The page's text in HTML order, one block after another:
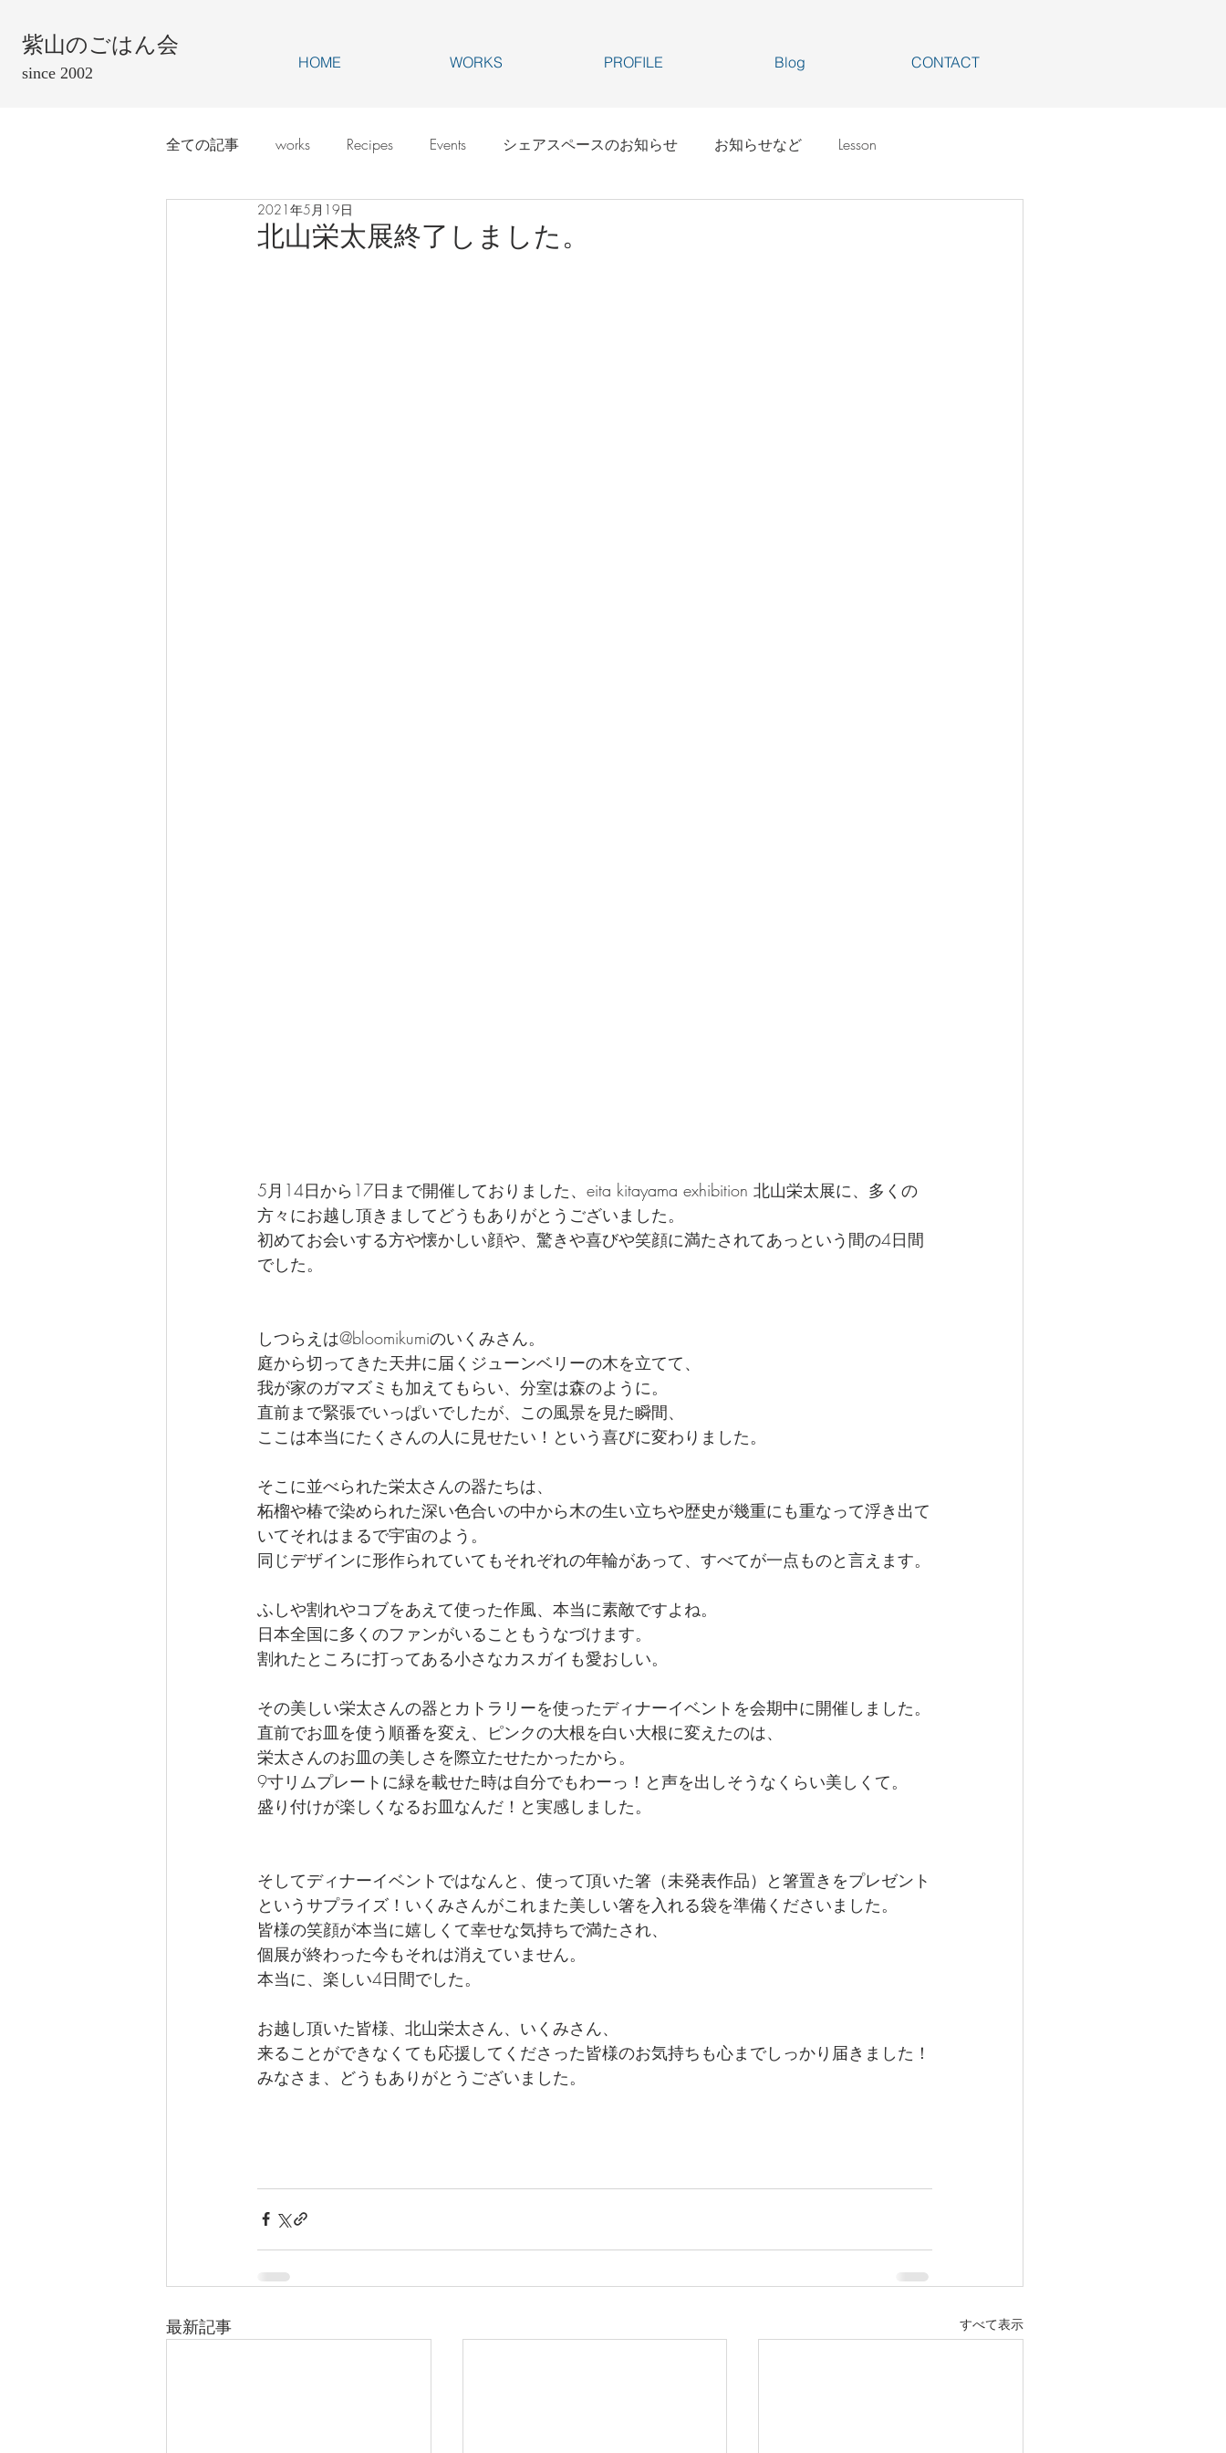
紫山のごはん会
since 2002
HOME WORKS PROFILE Blog CONTACT
全ての記事 works Recipes Events シェアスペースのお知らせ お知らせなど Lesson
北山栄太展終了しました。
2021年5月19日
5月14日から17日まで開催しておりました、eita kitayama exhibition 北山栄太展に、多くの
方々にお越し頂きましてどうもありがとうございました。
初めてお会いする方や懐かしい顔や、驚きや喜びや笑顔に満たされてあっという間の4日間
でした。
しつらえは@bloomikumiのいくみさん。
庭から切ってきた天井に届くジューンベリーの木を立てて、
我が家のガマズミも加えてもらい、分室は森のように。
直前まで緊張でいっぱいでしたが、この風景を見た瞬間、
ここは本当にたくさんの人に見せたい！という喜びに変わりました。
そこに並べられた栄太さんの器たちは、
柘榴や椿で染められた深い色合いの中から木の生い立ちや歴史が幾重にも重なって浮き出て
いてそれはまるで宇宙のよう。
同じデザインに形作られていてもそれぞれの年輪があって、すべてが一点ものと言えます。
ふしや割れやコブをあえて使った作風、本当に素敵ですよね。
日本全国に多くのファンがいることもうなづけます。
割れたところに打ってある小さなカスガイも愛おしい。
その美しい栄太さんの器とカトラリーを使ったディナーイベントを会期中に開催しました。
直前でお皿を使う順番を変え、ピンクの大根を白い大根に変えたのは、
栄太さんのお皿の美しさを際立たせたかったから。
9寸リムプレートに緑を載せた時は自分でもわーっ！と声を出しそうなくらい美しくて。
盛り付けが楽しくなるお皿なんだ！と実感しました。
そしてディナーイベントではなんと、使って頂いた箸（未発表作品）と箸置きをプレゼント
というサプライズ！いくみさんがこれまた美しい箸を入れる袋を準備くださいました。
皆様の笑顔が本当に嬉しくて幸せな気持ちで満たされ、
個展が終わった今もそれは消えていません。
本当に、楽しい4日間でした。
お越し頂いた皆様、北山栄太さん、いくみさん、
来ることができなくても応援してくださった皆様のお気持ちも心までしっかり届きました！
みなさま、どうもありがとうございました。
最新記事 すべて表示